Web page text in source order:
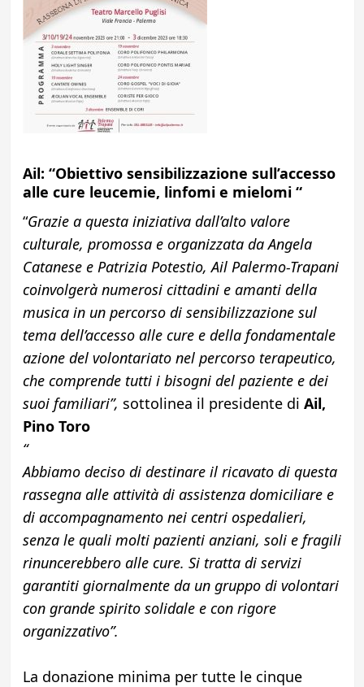
Ail: “Obiettivo sensibilizzazione sull’accesso
alle cure leucemie, linfomi e mielomi “
“Grazie a questa iniziativa dall’alto valore
culturale, promossa e organizzata da Angela
Catanese e Patrizia Potestio, Ail Palermo-Trapani
coinvolgerà numerosi cittadini e amanti della
musica in un percorso di sensibilizzazione sul
tema dell’accesso alle cure e della fondamentale
azione del volontariato nel percorso terapeutico,
che comprende tutti i bisogni del paziente e dei
suoi familiari”, sottolinea il presidente di Ail,
Pino Toro
“
Abbiamo deciso di destinare il ricavato di questa
rassegna alle attività di assistenza domiciliare e
di accompagnamento nei centri ospedalieri,
senza le quali molti pazienti anziani, soli e fragili
rinuncerebbero alle cure. Si tratta di servizi
garantiti giornalmente da un gruppo di volontari
con grande spirito solidale e con rigore
organizzativo”.
La donazione minima per tutte le cinque